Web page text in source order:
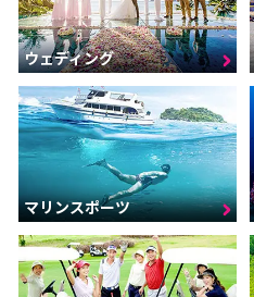
ウェディング
マリンスポーツ